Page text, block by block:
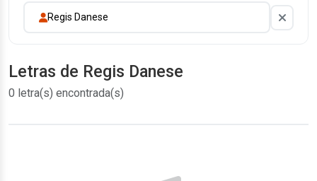
Regis Danese
Letras de Regis Danese
0 letra(s) encontrada(s)